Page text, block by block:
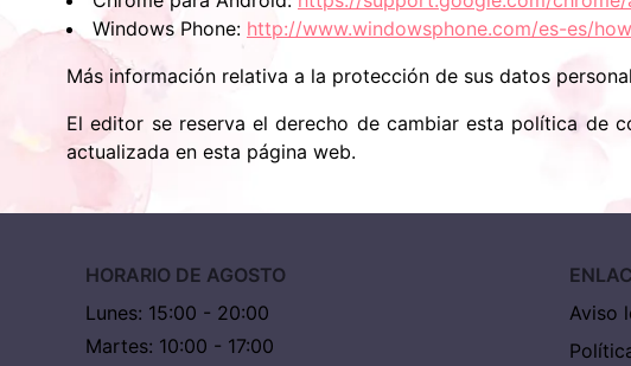
Windows Phone: http://www.windowsphone.com/es-es/
Más información relativa a la protección de sus datos
El editor se reserva el derecho de cambiar esta política de
actualizada en esta página web.
HORARIO DE AGOSTO
Lunes: 15:00 - 20:00
Martes: 10:00 - 17:00
Aviso